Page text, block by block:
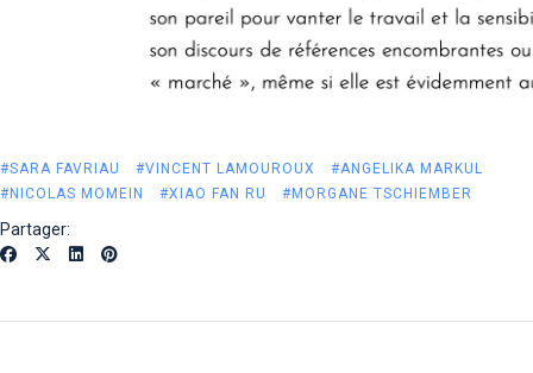
#SARA FAVRIAU #VINCENT LAMOUROUX
#ANGELIKA MARKUL
#NICOLAS MOMEIN
#XIAO FAN RU #MORGANE TSCHIEMBER
Partager: